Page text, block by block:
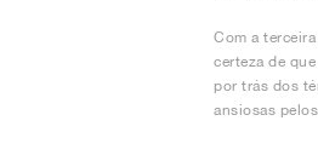
Com a
certeza de
por trás dos
ansiosas